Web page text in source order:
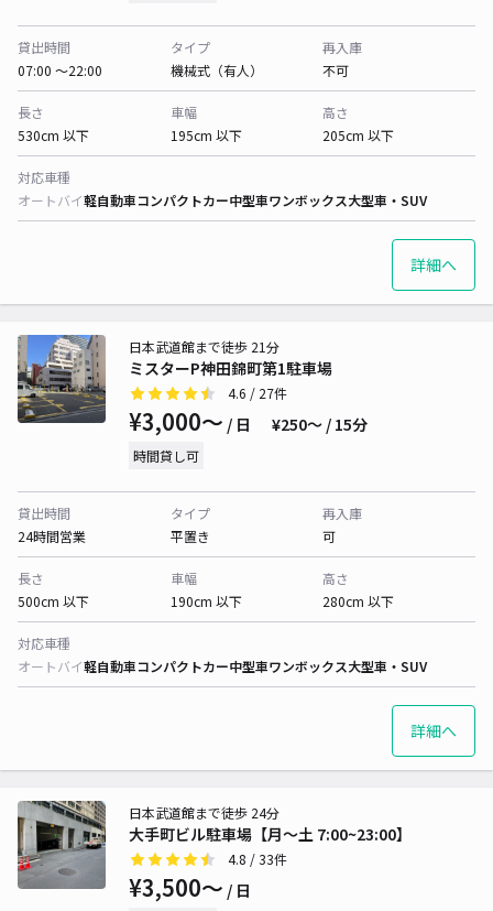
貸出時間
07:00 〜22:00
タイプ
機械式（有人）
再入庫
不可
長さ
530cm 以下
車幅
195cm 以下
高さ
205cm 以下
対応車種
オートバイ軽自動車コンパクトカー中型車ワンボックス大型車・SUV
詳細へ
ミスターP神田錦町第1駐車場
日本武道館まで徒歩 21分
4.6 / 27件
¥3,000〜 / 日 ¥250〜 / 15分
時間貸し可
貸出時間
24時間営業
タイプ
平置き
再入庫
可
長さ
500cm 以下
車幅
190cm 以下
高さ
280cm 以下
対応車種
オートバイ軽自動車コンパクトカー中型車ワンボックス大型車・SUV
詳細へ
大手町ビル駐車場【月〜土 7:00~23:00】
日本武道館まで徒歩 24分
4.8 / 33件
¥3,500〜 / 日